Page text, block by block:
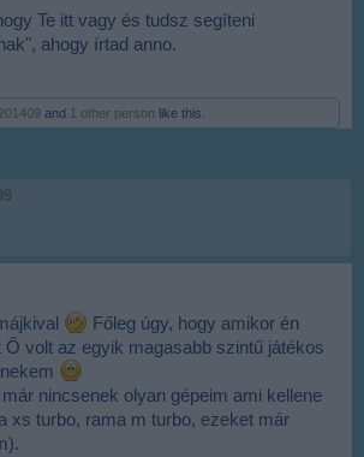
Te itt vagy és tudsz segíteni
ahogy írtad anno.
and 1 other person like this.
Főleg úgy, hogy amikor én
Ő volt az egyik magasabb szintű játékos
nincsenek olyan gépeim ami kellene
xs turbo, rama m turbo, ezeket már